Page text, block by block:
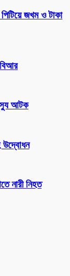
পিটিয়ে জখম ও টাকা
আটক
উদ্বোধন
নারী নিহত